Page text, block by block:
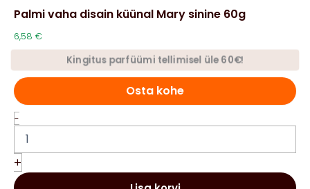
Palmi vaha disain küünal Mary sinine 60g
6,58 €
Kingitus parfüümi tellimisel üle 60€!
Osta kohe
-
vaha
disain
küünal
Mary
+